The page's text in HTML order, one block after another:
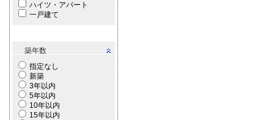
ハイツ・アパート
一戸建て
築年数
指定なし
新築
3年以内
5年以内
10年以内
15年以内